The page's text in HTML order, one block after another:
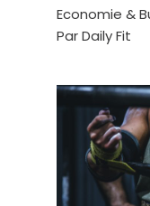
Economie &
ParDaily Fit